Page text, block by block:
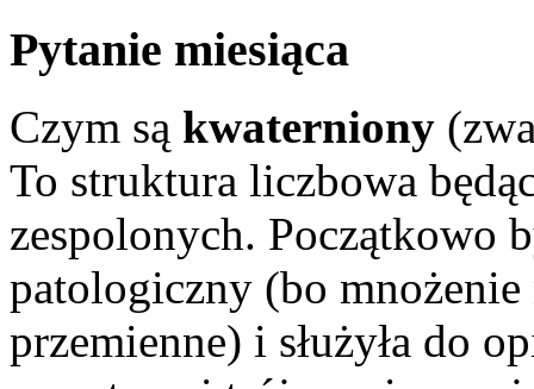
Pytanie miesiąca
Czym są kwaterniony
To struktura liczbowa
zespolonych. Początkowo
patologiczny (bo
przemienne) i służyła do